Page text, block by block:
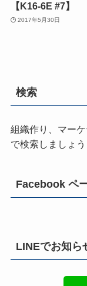
【K16-6E #7】
2017年5月30日
検索
組織作り、マー
で検索しましょう
Facebook ペ
LINEでお知ら